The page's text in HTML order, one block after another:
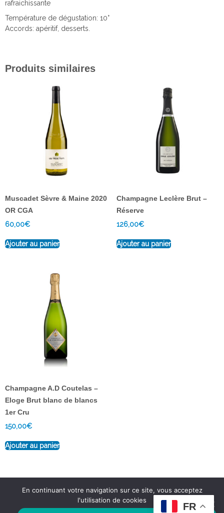
rafraichissante
Température de dégustation: 10°
Accords: apéritif, desserts.
Produits similaires
Muscadet Sèvre & Maine 2020
OR CGA
60,00€
Ajouter au panier
Champagne Leclère Brut –
Réserve
126,00€
Ajouter au panier
Champagne A.D Coutelas –
Eloge Brut blanc de blancs
1er Cru
150,00€
Ajouter au panier
Mentions légales
FR
En continuant votre navigation sur ce site, vous acceptez
l'utilisation de cookies